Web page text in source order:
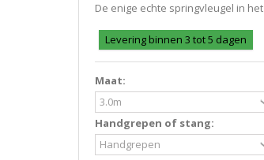
De enige echte springvleugel in
Levering binnen 3 tot 5 dagen
Maat:
Handgrepen of stang: